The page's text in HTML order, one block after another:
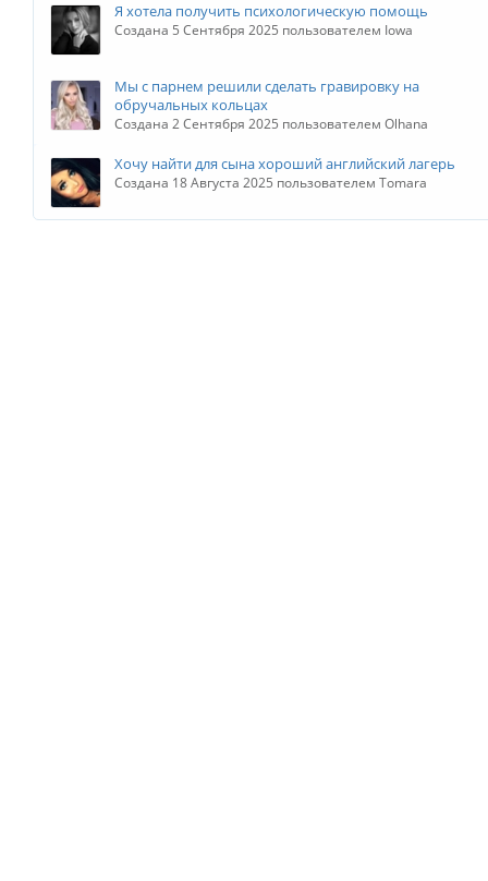
Я хотела получить психологическую помощь
Создана 5 Сентября 2025 пользователем Iowa
Мы с парнем решили сделать гравировку на
обручальных кольцах
Создана 2 Сентября 2025 пользователем Olhana
Хочу найти для сына хороший английский лагерь
Создана 18 Августа 2025 пользователем Tomara